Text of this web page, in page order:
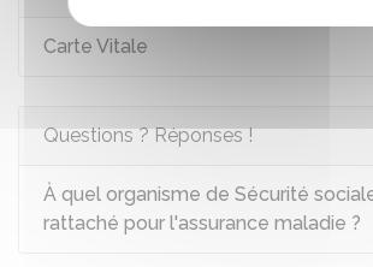
Carte Vitale
Questions ? Réponses !
À quel organisme de Sécurité
rattaché pour l'assurance maladie ?